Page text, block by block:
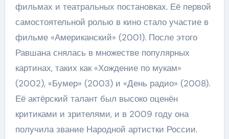
фильмах и театральных постановках. Её первой
самостоятельной ролью в кино стало участие в
фильме «Американский» (2001). После этого
Равшана снялась в множестве популярных
картинах, таких как «Хождение по мукам»
(2002), «Бумер» (2003) и «День радио» (2008).
Её актёрский талант был высоко оценён
критиками и зрителями, и в 2009 году она
получила звание Народной артистки России.